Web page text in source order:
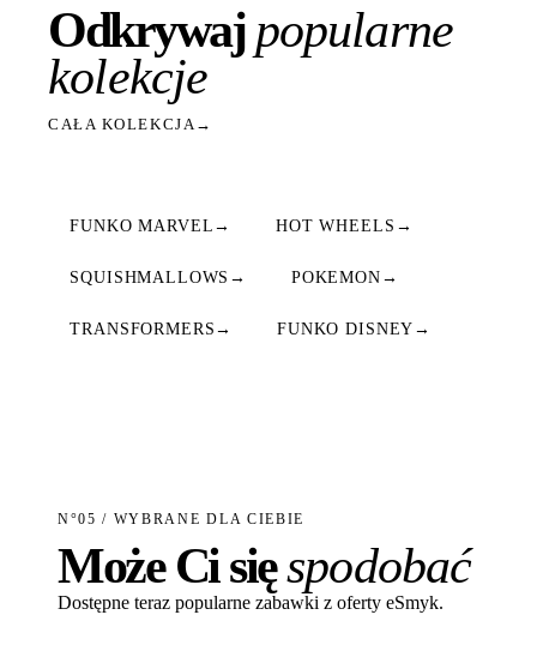
Odkrywajpopularne
kolekcje
CAŁA KOLEKCJA →
FUNKO MARVEL → HOT WHEELS →
SQUISHMALLOWS → POKEMON →
TRANSFORMERS → FUNKO DISNEY →
N°05 / WYBRANE DLA CIEBIE
Może Ci sięspodobać
Dostępne teraz popularne zabawki z oferty eSmyk.